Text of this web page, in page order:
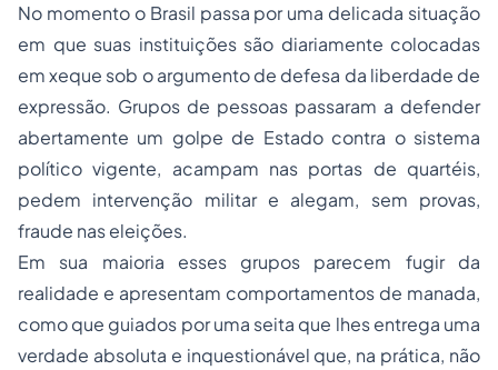
No momento o Brasil passa por uma delicada situação
em que suas instituições são diariamente colocadas
em xeque sob o argumento de defesa da liberdade de
expressão. Grupos de pessoas passaram a defender
abertamente um golpe de Estado contra o sistema
político vigente, acampam nas portas de quartéis,
pedem intervenção militar e alegam, sem provas,
fraude nas eleições.
Em sua maioria esses grupos parecem fugir da
realidade e apresentam comportamentos de manada,
como que guiados por uma seita que lhes entrega uma
verdade absoluta e inquestionável que, na prática, não